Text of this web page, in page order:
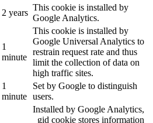
2 years
This cookie is installed by
Google Analytics.
1
minute
This cookie is installed by
Google Universal Analytics to
restrain request rate and thus
limit the collection of data on
high traffic sites.
1
minute
Set by Google to distinguish
users.
Installed by Google Analytics,
_gid cookie stores information